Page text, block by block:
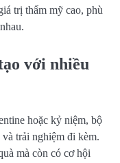
trị thẩm mỹ cao, phù
với nhiều
hoặc kỷ niệm, bộ
trải nghiệm đi kèm.
mà còn có cơ hội